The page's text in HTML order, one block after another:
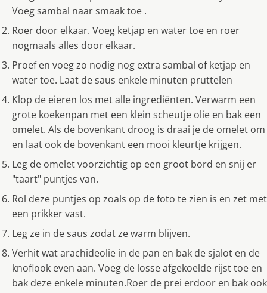
Voeg sambal naar smaak toe .
Roer door elkaar. Voeg ketjap en water toe en roer
nogmaals alles door elkaar.
Proef en voeg zo nodig nog extra sambal of ketjap en
water toe. Laat de saus enkele minuten pruttelen
Klop de eieren los met alle ingrediënten. Verwarm een
grote koekenpan met een klein scheutje olie en bak een
omelet. Als de bovenkant droog is draai je de omelet om
en laat ook de bovenkant een mooi kleurtje krĳgen.
Leg de omelet voorzichtig op een groot bord en snĳ er
"taart" puntjes van.
Rol deze puntjes op zoals op de foto te zien is en zet met
een prikker vast.
Leg ze in de saus zodat ze warm blĳven.
Verhit wat arachideolie in de pan en bak de sjalot en de
knoflook even aan. Voeg de losse afgekoelde rĳst toe en
bak deze enkele minuten.Roer de prei erdoor en bak ook